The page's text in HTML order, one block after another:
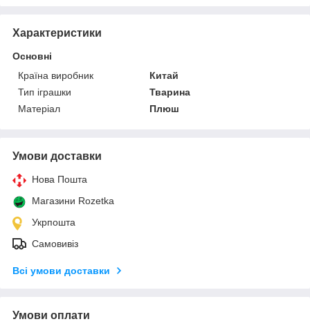
Характеристики
Основні
Країна виробник
Китай
Тип іграшки
Тварина
Матеріал
Плюш
Умови доставки
Нова Пошта
Магазини Rozetka
Укрпошта
Самовивіз
Всі умови доставки
Умови оплати